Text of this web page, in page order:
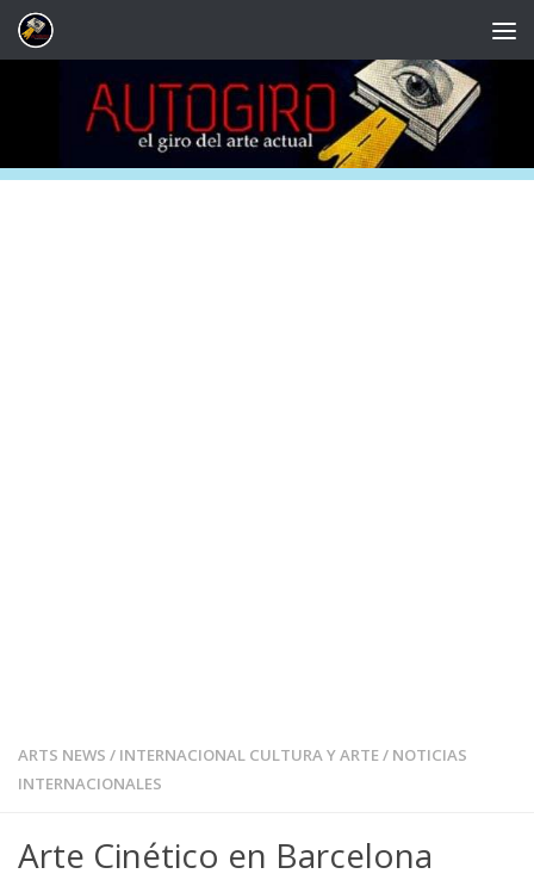
Saltar al contenido
ARTS NEWS / INTERNACIONAL CULTURA Y ARTE/ NOTICIAS
INTERNACIONALES
Arte Cinético en Barcelona